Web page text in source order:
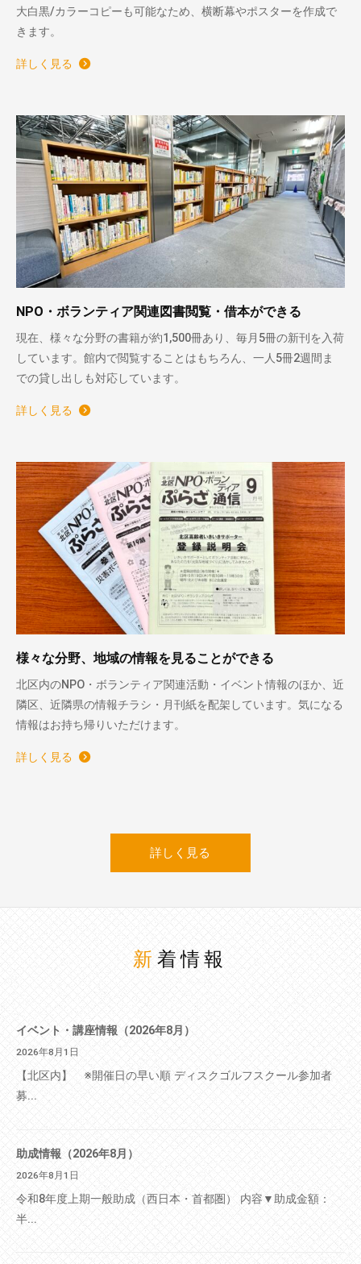
大白黒/カラーコピーも可能なため、横断幕やポスターを作成で
きます。
詳しく見る
NPO・ボランティア関連図書閲覧・借本ができる
現在、様々な分野の書籍が約1,500冊あり、毎月5冊の新刊を入荷
しています。館内で閲覧することはもちろん、一人5冊2週間ま
での貸し出しも対応しています。
詳しく見る
様々な分野、地域の情報を見ることができる
北区内のNPO・ボランティア関連活動・イベント情報のほか、近
隣区、近隣県の情報チラシ・月刊紙を配架しています。気になる
情報はお持ち帰りいただけます。
詳しく見る
詳しく見る
新着情報
イベント・講座情報（2026年8月）
2026年8月1日
【北区内】 ※開催日の早い順 ディスクゴルフスクール参加者
募...
助成情報（2026年8月）
2026年8月1日
令和8年度上期一般助成（西日本・首都圏） 内容▼助成金額：
半...